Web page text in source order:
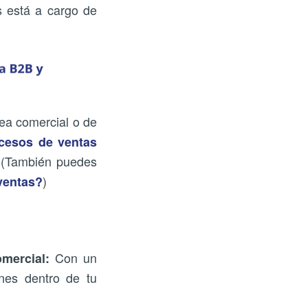
está a cargo de
comercial o de
de ventas
puedes
)
Con un
dentro de tu